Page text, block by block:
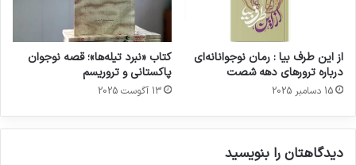
از این طرف بیا : رمان نوجوانانه‌ای
درباره ترور‌های دهه شصت
15 دسامبر 2025
کتاب «نبرد تیله‌ها»؛ قصه نوجوان
پاکستانی و تروریسم
13 آگوست 2025
دیدگاهتان را بنویسید